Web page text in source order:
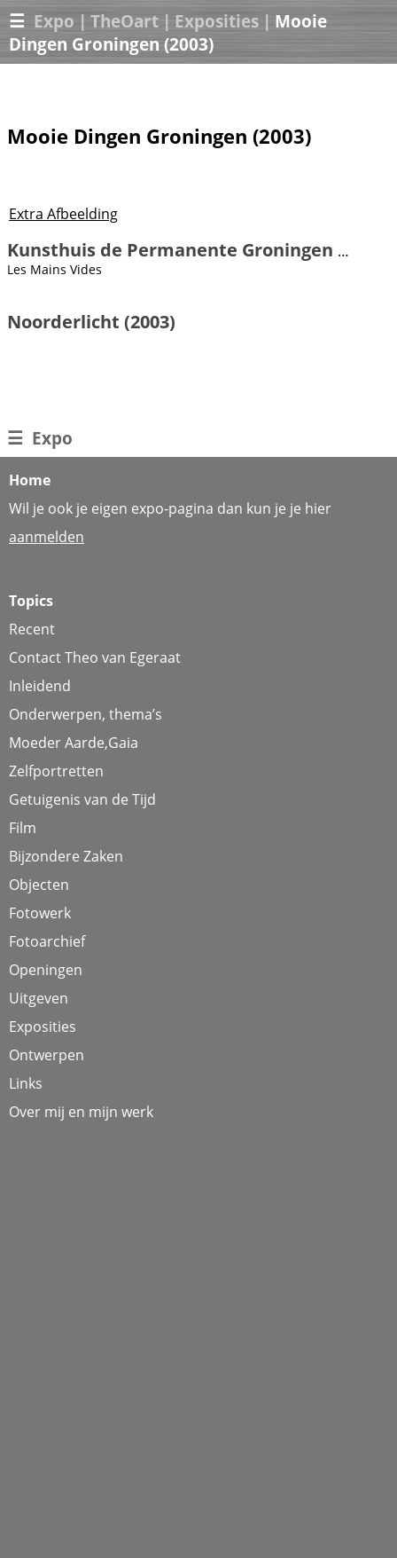
☰ Expo | TheOart | Exposities | Mooie
Dingen Groningen (2003)
Mooie Dingen Groningen (2003)
Extra Afbeelding
Kunsthuis de Permanente Groningen (2002)
Les Mains Vides
Noorderlicht (2003)
☰ Expo
Home
Wil je ook je eigen expo-pagina dan kun je je hier
aanmelden
Topics
Recent
Contact Theo van Egeraat
Inleidend
Onderwerpen, thema’s
Moeder Aarde,Gaia
Zelfportretten
Getuigenis van de Tijd
Film
Bijzondere Zaken
Objecten
Fotowerk
Fotoarchief
Openingen
Uitgeven
Exposities
Ontwerpen
Links
Over mij en mijn werk